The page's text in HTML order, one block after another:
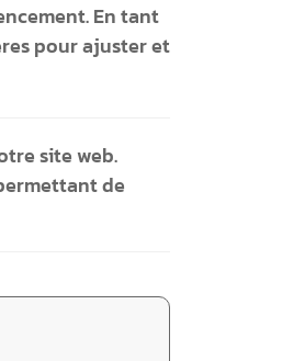
En tant
pour ajuster et
site web.
de